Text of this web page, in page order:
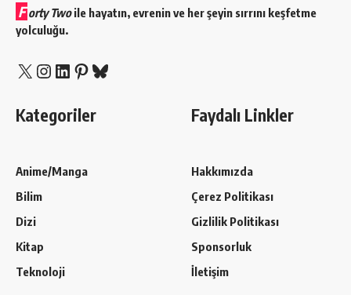
F orty Twoile hayatın, evrenin ve her şeyin sırrını keşfetme
yolculuğu.
X Instagram
LinkedIn
Pinterest
Bluesky
Kategoriler
Anime/Manga
Bilim
Dizi
Kitap
Teknoloji
Faydalı Linkler
Hakkımızda
Çerez Politikası
Gizlilik Politikası
Sponsorluk
İletişim